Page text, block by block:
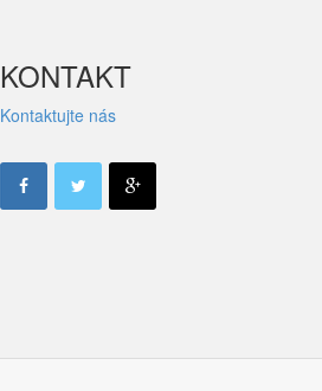
KONTAKT
Kontaktujte nás